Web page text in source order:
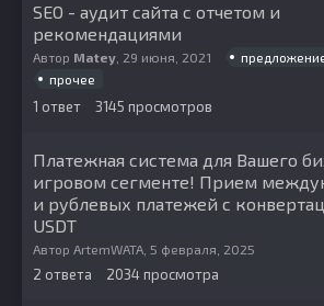
SEO - аудит сайта с отчетом и
рекомендациями
Автор Matey 29 июня, 2021
прочее
1 ответ 3145 просмотров
Платежная система для Вашего
игровом сегменте! Прием
и рублевых платежей с
USDT
Автор ArtemWATA 5 февраля, 2025
2 ответа 2034 просмотра